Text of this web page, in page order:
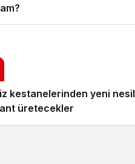
kestanelerinden yeni nesil
üretecekler